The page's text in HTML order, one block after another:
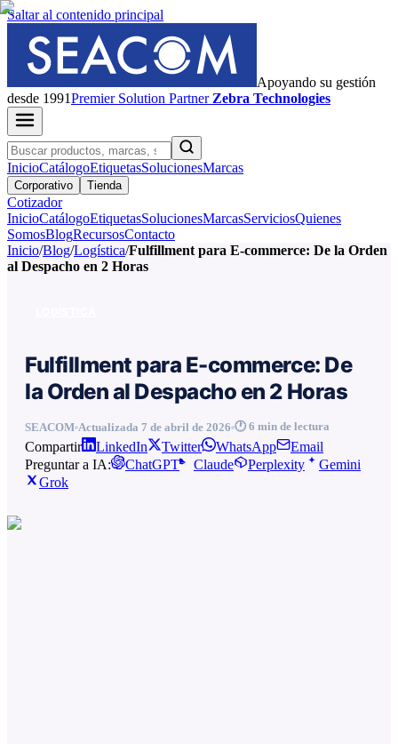
Saltar al contenido principal
Apoyando su gestión
desde 1991PremierSolution Partner Zebra Technologies
InicioCatálogoEtiquetasSolucionesMarcas
Corporativo Tienda
Cotizador
InicioCatálogoEtiquetasSolucionesMarcasServiciosQuienes
SomosBlogRecursosContacto
Inicio/Blog/Logística/Fulfillment para E-commerce: De la Orden
al Despacho en 2 Horas
Fulfillment para E-commerce: De
la Orden al Despacho en 2 Horas
SEACOM Actualizada 7 de abril de 2026 🕐 6 min de lectura
Compartir LinkedIn Twitter WhatsApp
Email
Preguntar a IA:
ChatGPT Claude Perplexity
Gemini
Grok